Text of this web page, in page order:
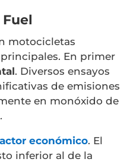
motocicletas
principales. En primer
. Diversos ensayos
de emisiones
en monóxido de
económico. El
inferior al de la